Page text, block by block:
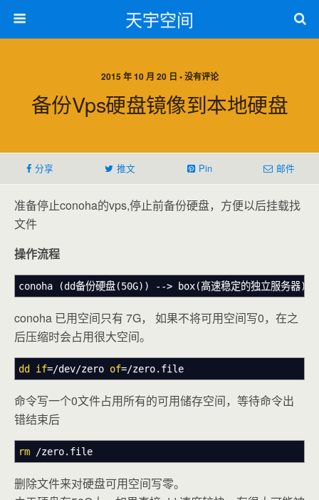
天宇空间
2015 年 10 月 20 日 • 没有评论
备份vps硬盘镜像到本地硬盘
分享 推文 Pin 邮件
准备停止conoha的vps,停止前备份硬盘，方便以后挂载找
文件
操作流程
conoha (dd备份硬盘(50G)) --> box(高速稳定的独立服务器
conoha 已用空间只有 7G， 如果不将可用空间写0，在之
后压缩时会占用很大空间。
dd if=/dev/zero of=/zero.file
命令写一个0文件占用所有的可用储存空间，等待命令出
错结束后
rm /zero.file
删除文件来对硬盘可用空间写零。